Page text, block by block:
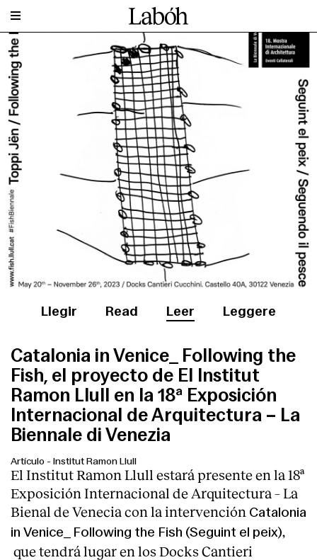
Llegir Read Leer Leggere
Catalonia in Venice_ Following the
Fish, el proyecto de El Institut
Ramon Llull en la 18ª Exposición
Internacional de Arquitectura – La
Biennale di Venezia
Artículo - Institut Ramon Llull
El Institut Ramon Llull estará presente en la 18ª
Exposición Internacional de Arquitectura – La
Bienal de Venecia con la intervención Catalonia
in Venice_ Following the Fish (Seguint el peix),
que tendrá lugar en los Docks Cantieri